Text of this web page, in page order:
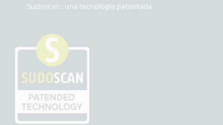
Sudoscan : una tecnología patentada